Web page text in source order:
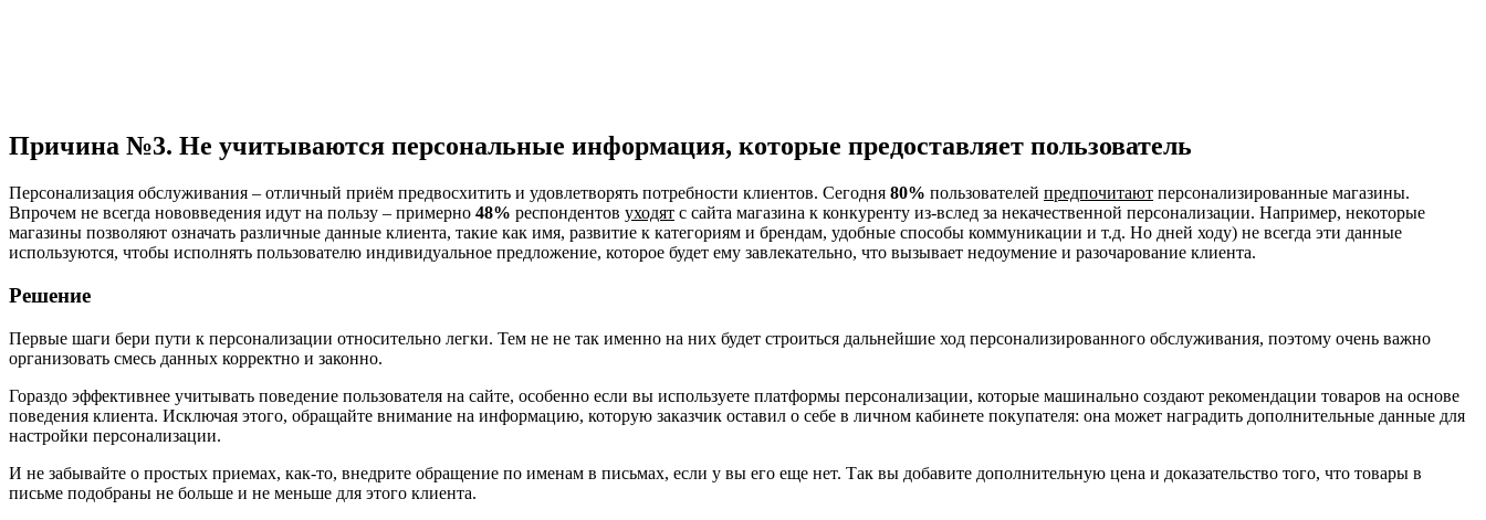
Причина №3. Не учитываются персональные информация, которые предоставляет пользователь
Персонализация обслуживания – отличный приём предвосхитить и удовлетворять потребности клиентов. Сегодня 80% пользователей предпочитают персонализированные магазины.
Впрочем не всегда нововведения идут на пользу – примерно 48% респондентов уходят с сайта магазина к конкуренту из-вслед за некачественной персонализации. Например, некоторые
магазины позволяют означать различные данные клиента, такие как имя, развитие к категориям и брендам, удобные способы коммуникации и т.д. Но дней ходу) не всегда эти данные
используются, чтобы исполнять пользователю индивидуальное предложение, которое будет ему завлекательно, что вызывает недоумение и разочарование клиента.
Решение
Первые шаги бери пути к персонализации относительно легки. Тем не не так именно на них будет строиться дальнейшие ход персонализированного обслуживания, поэтому очень важно
организовать смесь данных корректно и законно.
Гораздо эффективнее учитывать поведение пользователя на сайте, особенно если вы используете платформы персонализации, которые машинально создают рекомендации товаров на основе
поведения клиента. Исключая этого, обращайте внимание на информацию, которую заказчик оставил о себе в личном кабинете покупателя: она может наградить дополнительные данные для
настройки персонализации.
И не забывайте о простых приемах, как-то, внедрите обращение по именам в письмах, если у вы его еще нет. Так вы добавите дополнительную цена и доказательство того, что товары в
письме подобраны не больше и не меньше для этого клиента.